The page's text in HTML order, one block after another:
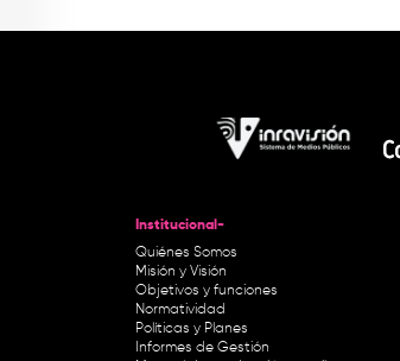
Institucional-
Quiénes Somos
Misión y Visión
Objetivos y funciones
Normatividad
Políticas y Planes
Informes de Gestión